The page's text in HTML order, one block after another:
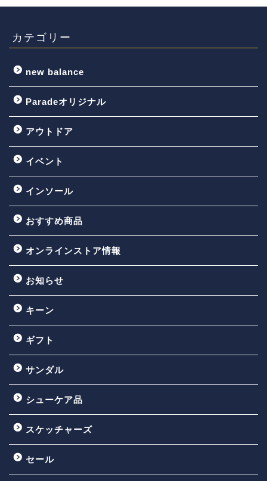
カテゴリー
new balance
Paradeオリジナル
アウトドア
イベント
インソール
おすすめ商品
オンラインストア情報
お知らせ
キーン
ギフト
サンダル
シューケア品
スケッチャーズ
セール